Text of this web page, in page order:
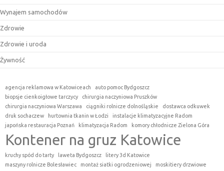
Wynajem samochodów
Zdrowie
Zdrowie i uroda
Żywność
agencja reklamowa w Katowiceach
auto pomoc Bydgoszcz
biopsje cienkoigłowe tarczycy
chirurgia naczyniowa Pruszków
chirurgia naczyniowa Warszawa
ciągniki rolnicze dolnośląskie
dostawca odkuwek
druk sochaczew
hurtownia tkanin w Łodzi
instalacje klimatyzacyjne Radom
japońska restauracja Poznań
klimatyzacja Radom komory chłodnicze Zielona Góra
Kontener na gruz Katowice
kruchy spód do tarty laweta Bydgoszcz
litery 3d Katowice
maszyny rolnicze Bolesławiec
montaż siatki ogrodzeniowej
moskitiery drzwiowe